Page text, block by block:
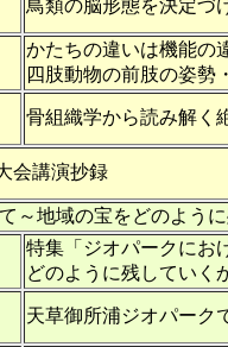
鳥類の脳形態を決定づ
かたちの違いは機能の
四肢動物の前肢の姿勢
骨組織学から読み解く
会講演抄録
～地域の宝をどのように
特集「ジオパークにお
どのように残していく
天草御所浦ジオパーク